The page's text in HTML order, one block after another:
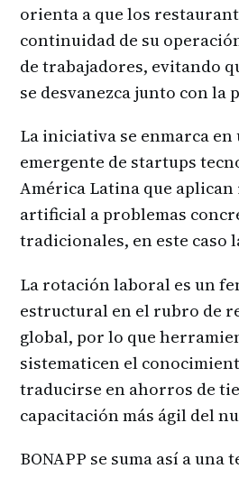
orienta a que los
continuidad de su
de trabajadores, evitando
se desvanezca junto con la
La iniciativa se enmarca en
emergente de startups
América Latina que
artificial a problemas
tradicionales, en este caso
La rotación laboral es un
estructural en el rubro de
global, por lo que
sistematicen el
traducirse en ahorros de
capacitación más ágil del
BONAPP se suma así a una